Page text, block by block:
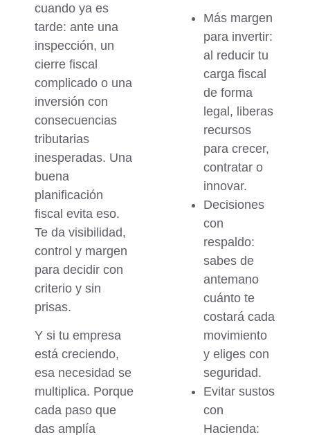
cuando ya es
tarde: ante una
inspección, un
cierre fiscal
complicado o una
inversión con
consecuencias
tributarias
inesperadas. Una
buena
planificación
fiscal evita eso.
Te da visibilidad,
control y margen
para decidir con
criterio y sin
prisas.
Y si tu empresa
está creciendo,
esa necesidad se
multiplica. Porque
cada paso que
das amplía
Más margen
para invertir:
al reducir tu
carga fiscal
de forma
legal, liberas
recursos
para crecer,
contratar o
innovar.
Decisiones
con
respaldo:
sabes de
antemano
cuánto te
costará cada
movimiento
y eliges con
seguridad.
Evitar sustos
con
Hacienda: